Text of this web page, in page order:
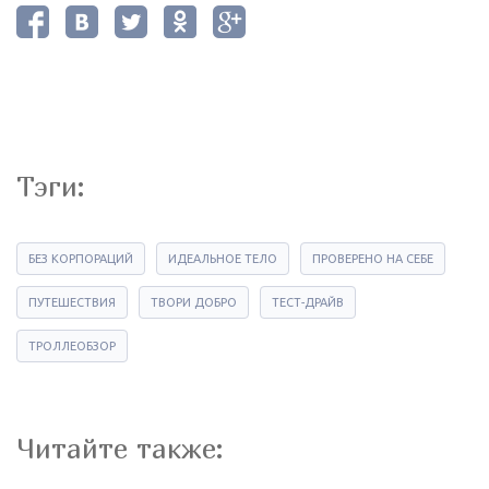
Тэги:
БЕЗ КОРПОРАЦИЙ ИДЕАЛЬНОЕ ТЕЛО ПРОВЕРЕНО НА СЕБЕ
ПУТЕШЕСТВИЯ ТВОРИ ДОБРО ТЕСТ-ДРАЙВ
ТРОЛЛЕОБЗОР
Читайте также: